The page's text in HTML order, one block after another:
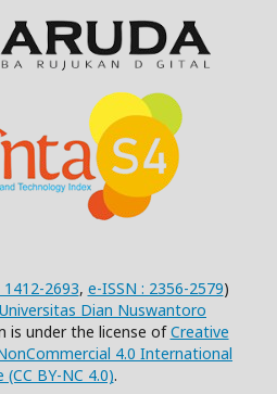
1412-2693, e-ISSN : 2356-2579)
Dian Nuswantoro
is under the license ofCreative
4.0 International
(CC BY-NC 4.0).